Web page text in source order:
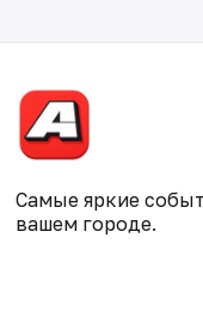
Самые яркие
вашем городе.